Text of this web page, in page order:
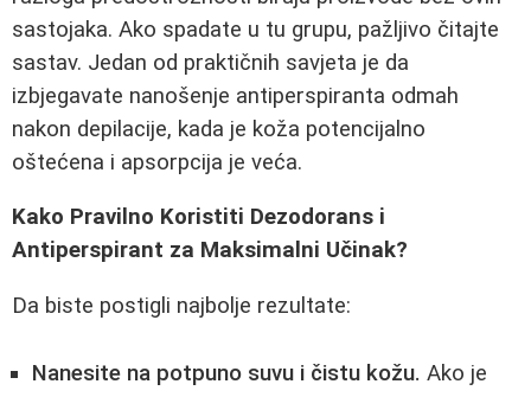
sastojaka. Ako spadate u tu grupu, pažljivo čitajte
sastav. Jedan od praktičnih savjeta je da
izbjegavate nanošenje antiperspiranta odmah
nakon depilacije, kada je koža potencijalno
oštećena i apsorpcija je veća.
Kako Pravilno Koristiti Dezodorans i
Antiperspirant za Maksimalni Učinak?
Da biste postigli najbolje rezultate:
Nanesite na potpuno suvu i čistu kožu. Ako je